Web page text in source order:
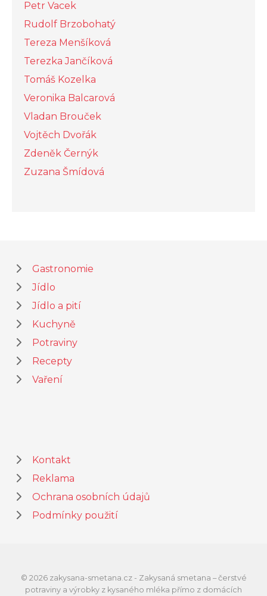
Petr Vacek
Rudolf Brzobohatý
Tereza Menšíková
Terezka Jančíková
Tomáš Kozelka
Veronika Balcarová
Vladan Brouček
Vojtěch Dvořák
Zdeněk Černýk
Zuzana Šmídová
Gastronomie
Jídlo
Jídlo a pití
Kuchyně
Potraviny
Recepty
Vaření
Kontakt
Reklama
Ochrana osobních údajů
Podmínky použití
© 2026 zakysana-smetana.cz - Zakysaná smetana – čerstvé
potraviny a výrobky z kysaného mléka přímo z domácích